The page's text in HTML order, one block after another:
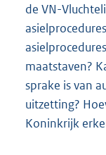
de VN-
maatstaven?
sprake is van
uitzetting?
Koninkrijk